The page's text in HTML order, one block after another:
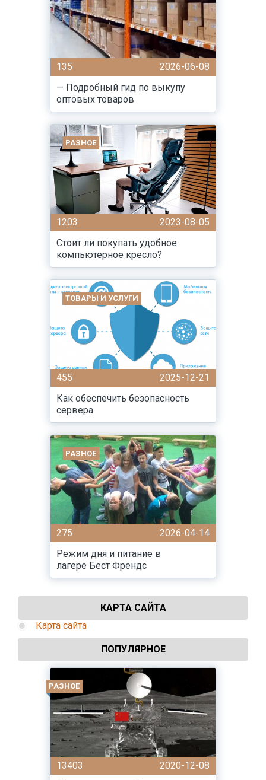
135
2026-06-08
— Подробный гид по выкупу
оптовых товаров
РАЗНОЕ
1203
2023-08-05
Стоит ли покупать удобное
компьютерное кресло?
ТОВАРЫ И УСЛУГИ
455
2025-12-21
Как обеспечить безопасность
сервера
РАЗНОЕ
275
2026-04-14
Режим дня и питание в
лагере Бест Френдс
КАРТА САЙТА
Карта сайта
ПОПУЛЯРНОЕ
РАЗНОЕ
13403
2020-12-08